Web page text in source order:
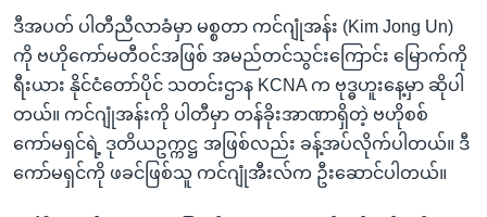
ရန်
ဒီအပတ် ပါတီညီလာခံမှာ မစ္စတာ ကင်ဂျုံအန်း (Kim Jong Un)
ကို ဗဟိုကော်မတီဝင်အဖြစ် အမည်တင်သွင်းကြောင်း မြောက်ကို
ရီးယား နိုင်ငံတော်ပိုင် သတင်းဌာန KCNA က ဗုဒ္ဓဟူးနေ့မှာ ဆိုပါ
တယ်။ ကင်ဂျုံအန်းကို ပါတီမှာ တန်ခိုးအာဏာရှိတဲ့ ဗဟိုစစ်
ကော်မရှင်ရဲ့ ဒုတိယဥက္ကဋ္ဌ အဖြစ်လည်း ခန့်အပ်လိုက်ပါတယ်။ ဒီ
ကော်မရှင်ကို ဖခင်ဖြစ်သူ ကင်ဂျုံအီးလ်က ဦးဆောင်ပါတယ်။